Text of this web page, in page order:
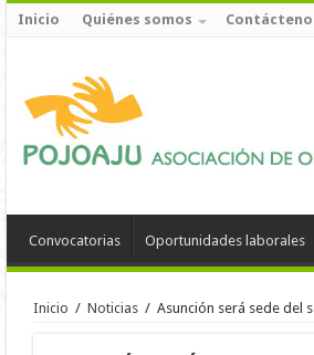
Inicio Quiénes somos
Convocatorias Oportunidades laborales
Inicio / Noticias / Asunción será sede del